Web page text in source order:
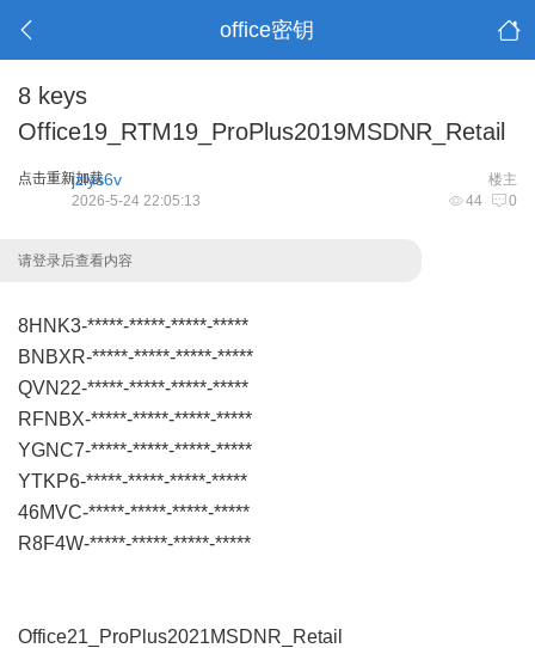
office密钥
8 keys
Office19_RTM19_ProPlus2019MSDNR_Retail
点击重新加载 楼主
jzlys6v
44 0
2026-5-24 22:05:13
请登录后查看内容
8HNK3-*****-*****-*****-*****
BNBXR-*****-*****-*****-*****
QVN22-*****-*****-*****-*****
RFNBX-*****-*****-*****-*****
YGNC7-*****-*****-*****-*****
YTKP6-*****-*****-*****-*****
46MVC-*****-*****-*****-*****
R8F4W-*****-*****-*****-*****
Office21_ProPlus2021MSDNR_Retail